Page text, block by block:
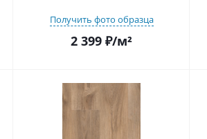
Получить фото образца
2 399 ₽/м²